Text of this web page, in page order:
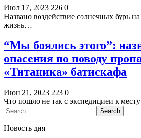
Июл 17, 2023 226 0
Названо воздействие солнечных бурь
жизнь…
“Мы боялись этого”:
опасения по поводу
«Титаника» батискафа
Июн 21, 2023 223 0
Что пошло не так с экспедицией к
Новость дня